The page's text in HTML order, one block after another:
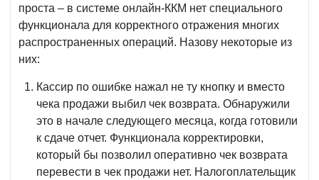
проста – в системе онлайн-ККМ нет специального
функционала для корректного отражения многих
распространенных операций. Назову некоторые из
них:
Кассир по ошибке нажал не ту кнопку и вместо
чека продажи выбил чек возврата. Обнаружили
это в начале следующего месяца, когда готовили
к сдаче отчет. Функционала корректировки,
который бы позволил оперативно чек возврата
перевести в чек продажи нет. Налогоплательщик